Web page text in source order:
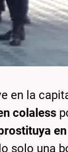
en la
colaless
solo una